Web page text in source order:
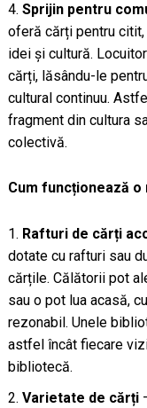
Sprijin pentru
oferă cărți pentru
idei și cultură.
cărți, lăsându-le
cultural continuu.
fragment din cultura
colectivă.
Cum funcționează
Rafturi de cărți
dotate cu rafturi sau
cărțile. Călătorii pot
sau o pot lua acasă,
rezonabil. Unele
astfel încât fiecare
bibliotecă.
Varietate de cărți